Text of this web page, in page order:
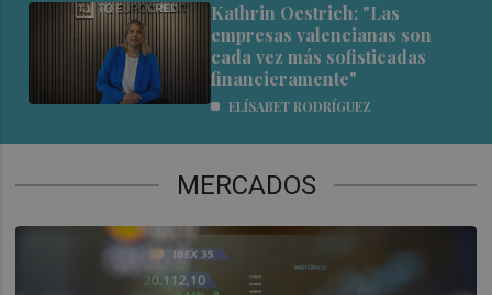
Kathrin Oestrich: "Las
empresas valencianas son
cada vez más sofisticadas
financieramente"
ELÍSABET RODRÍGUEZ
MERCADOS